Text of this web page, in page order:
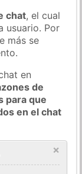
chat, el cual
usuario. Por
más se
en
de
para que
en el chat
×